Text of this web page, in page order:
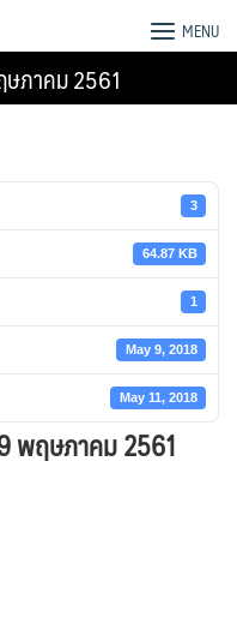
MENU
ษภาคม 2561
3
64.87 KB
1
May 9, 2018
May 11, 2018
พฤษภาคม 2561